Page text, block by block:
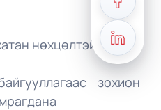
нөхцөлтэй
зохион